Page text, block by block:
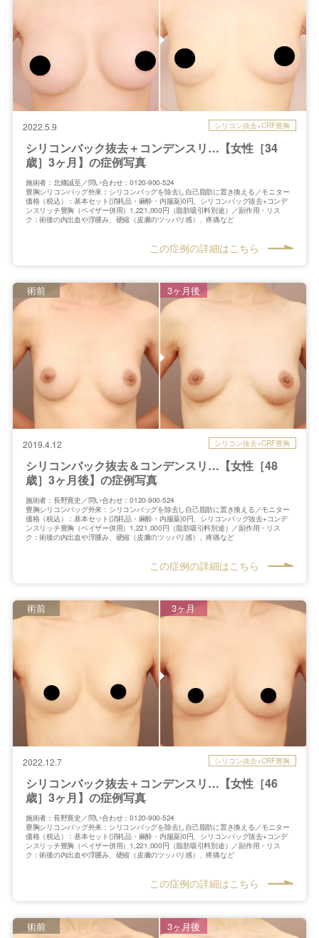
2022.5.9 シリコン抜去+CRF豊胸
シリコンバック抜去＋コンデンスリ…【女性［34
歳］3ヶ月】の症例写真
施術者：北條誠至／問い合わせ：0120-900-524
豊胸シリコンバッグ外来：シリコンバッグを除去し自己脂肪に置き換える／モニター
価格（税込）：基本セット(消耗品・麻酔・内服薬)0円、シリコンバッグ抜去+コンデ
ンスリッチ豊胸（ベイザー併用）1,221,000円（脂肪吸引料別途）／副作用・リス
ク：術後の内出血や浮腫み、硬縮（皮膚のツッパリ感）、疼痛など
この症例の詳細はこちら
2019.4.12 シリコン抜去+CRF豊胸
シリコンバック抜去＆コンデンスリ…【女性［48
歳］3ヶ月後】の症例写真
術前 3ヶ月後
施術者：長野寛史／問い合わせ：0120-900-524
豊胸シリコンバッグ外来：シリコンバッグを除去し自己脂肪に置き換える／モニター
価格（税込）：基本セット(消耗品・麻酔・内服薬)0円、シリコンバッグ抜去+コンデ
ンスリッチ豊胸（ベイザー併用）1,221,000円（脂肪吸引料別途）／副作用・リス
ク：術後の内出血や浮腫み、硬縮（皮膚のツッパリ感）、疼痛など
この症例の詳細はこちら
2022.12.7 シリコン抜去+CRF豊胸
シリコンバック抜去＋コンデンスリ…【女性［46
歳］3ヶ月】の症例写真
術前 3ヶ月
施術者：長野寛史／問い合わせ：0120-900-524
豊胸シリコンバッグ外来：シリコンバッグを除去し自己脂肪に置き換える／モニター
価格（税込）：基本セット(消耗品・麻酔・内服薬)0円、シリコンバッグ抜去+コンデ
ンスリッチ豊胸（ベイザー併用）1,221,000円（脂肪吸引料別途）／副作用・リス
ク：術後の内出血や浮腫み、硬縮（皮膚のツッパリ感）、疼痛など
この症例の詳細はこちら
術前 3ヶ月後